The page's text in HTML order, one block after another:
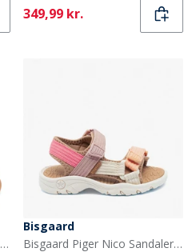
Current
349,99 kr.
Bisgaard Børne Barefoot Ryle Sandaler Cognac
Bisgaard
Bisgaard Piger Nico Sandaler Rose